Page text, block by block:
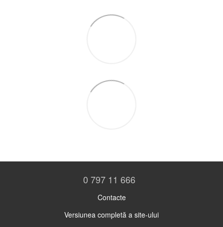
0 797 11 666
Contacte
Versiunea completă a site-ului